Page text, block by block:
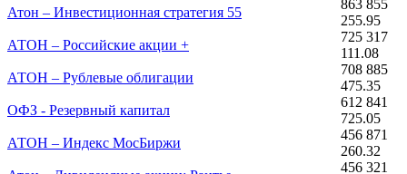
Атон – Инвестиционная стратегия 55
863 855
255.95
АТОН – Российские акции +
725 317
111.08
АТОН – Рублевые облигации
708 885
475.35
ОФЗ - Резервный капитал
612 841
725.05
АТОН – Индекс МосБиржи
456 871
260.32
456 321